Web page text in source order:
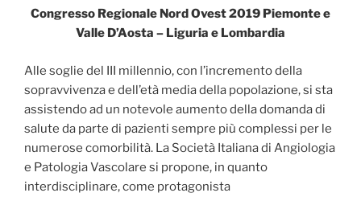
Congresso Regionale Nord Ovest 2019 Piemonte e
Valle D’Aosta – Liguria e Lombardia
Alle soglie del III millennio, con l’incremento della
sopravvivenza e dell’età media della popolazione, si sta
assistendo ad un notevole aumento della domanda di
salute da parte di pazienti sempre più complessi per le
numerose comorbilità. La Società Italiana di Angiologia
e Patologia Vascolare si propone, in quanto
interdisciplinare, come protagonista